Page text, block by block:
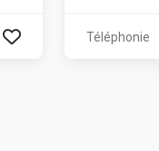
Téléphonie